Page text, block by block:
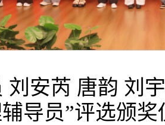
刘安芮 唐韵 刘
导员”评选颁